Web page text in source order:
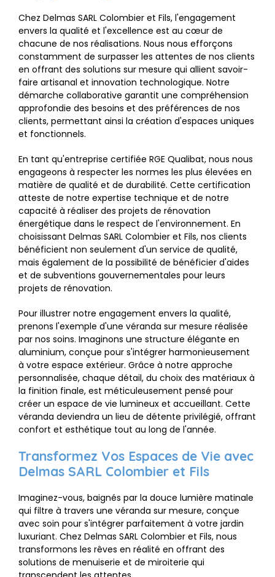
Chez Delmas SARL Colombier et Fils, l'engagement
envers la qualité et l'excellence est au cœur de
chacune de nos réalisations. Nous nous efforçons
constamment de surpasser les attentes de nos clients
en offrant des solutions sur mesure qui allient savoir-
faire artisanal et innovation technologique. Notre
démarche collaborative garantit une compréhension
approfondie des besoins et des préférences de nos
clients, permettant ainsi la création d'espaces uniques
et fonctionnels.
En tant qu'entreprise certifiée RGE Qualibat, nous nous
engageons à respecter les normes les plus élevées en
matière de qualité et de durabilité. Cette certification
atteste de notre expertise technique et de notre
capacité à réaliser des projets de rénovation
énergétique dans le respect de l'environnement. En
choisissant Delmas SARL Colombier et Fils, nos clients
bénéficient non seulement d'un service de qualité,
mais également de la possibilité de bénéficier d'aides
et de subventions gouvernementales pour leurs
projets de rénovation.
Pour illustrer notre engagement envers la qualité,
prenons l'exemple d'une véranda sur mesure réalisée
par nos soins. Imaginons une structure élégante en
aluminium, conçue pour s'intégrer harmonieusement
à votre espace extérieur. Grâce à notre approche
personnalisée, chaque détail, du choix des matériaux à
la finition finale, est méticuleusement pensé pour
créer un espace de vie lumineux et accueillant. Cette
véranda deviendra un lieu de détente privilégié, offrant
confort et esthétique tout au long de l'année.
Transformez Vos Espaces de Vie avec
Delmas SARL Colombier et Fils
Imaginez-vous, baignés par la douce lumière matinale
qui filtre à travers une véranda sur mesure, conçue
avec soin pour s'intégrer parfaitement à votre jardin
luxuriant. Chez Delmas SARL Colombier et Fils, nous
transformons les rêves en réalité en offrant des
solutions de menuiserie et de miroiterie qui